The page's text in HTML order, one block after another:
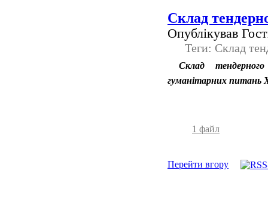
Склад
Опублікував
Теги: Склад
Склад
гуманітарних питань
1 файл
Перейти вгору